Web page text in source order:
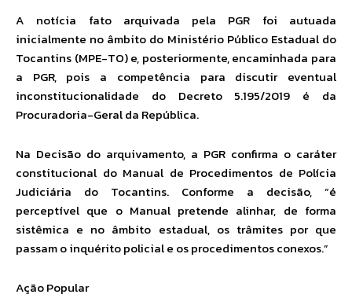
A notícia fato arquivada pela PGR foi autuada
inicialmente no âmbito do Ministério Público Estadual do
Tocantins (MPE-TO) e, posteriormente, encaminhada para
a PGR, pois a competência para discutir eventual
inconstitucionalidade do Decreto 5.195/2019 é da
Procuradoria-Geral da República.
Na Decisão do arquivamento, a PGR confirma o caráter
constitucional do Manual de Procedimentos de Polícia
Judiciária do Tocantins. Conforme a decisão, “é
perceptível que o Manual pretende alinhar, de forma
sistêmica e no âmbito estadual, os trâmites por que
passam o inquérito policial e os procedimentos conexos.”
Ação Popular